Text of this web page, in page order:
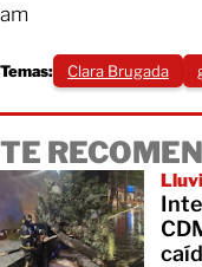
am
Temas: Clara Brugada
TE